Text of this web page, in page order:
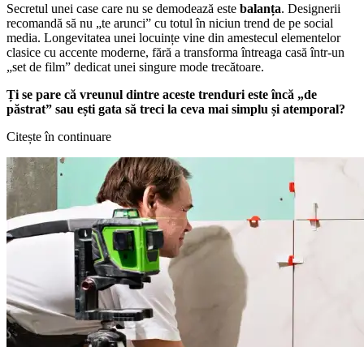
Secretul unei case care nu se demodează este balanța. Designerii
recomandă să nu „te arunci” cu totul în niciun trend de pe social
media. Longevitatea unei locuințe vine din amestecul elementelor
clasice cu accente moderne, fără a transforma întreaga casă într-un
„set de film” dedicat unei singure mode trecătoare.
Ți se pare că vreunul dintre aceste trenduri este încă „de
păstrat” sau ești gata să treci la ceva mai simplu și atemporal?
Citește în continuare